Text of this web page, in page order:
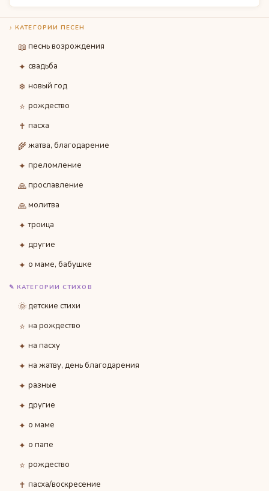
♪ КАТЕГОРИИ ПЕСЕН
📖 песнь возрождения
✦ свадьба
❄ новый год
⭐ рождество
✝ пасха
🌾жатва, благодарение
✦ преломление
🙏прославление
🙏молитва
✦ троица
✦ другие
✦ о маме, бабушке
✎ КАТЕГОРИИ СТИХОВ
🌞детские стихи
⭐ на рождество
✦ на пасху
✦ на жатву, день благодарения
✦ разные
✦ другие
✦ о маме
✦ о папе
⭐ рождество
✝ пасха/воскресение